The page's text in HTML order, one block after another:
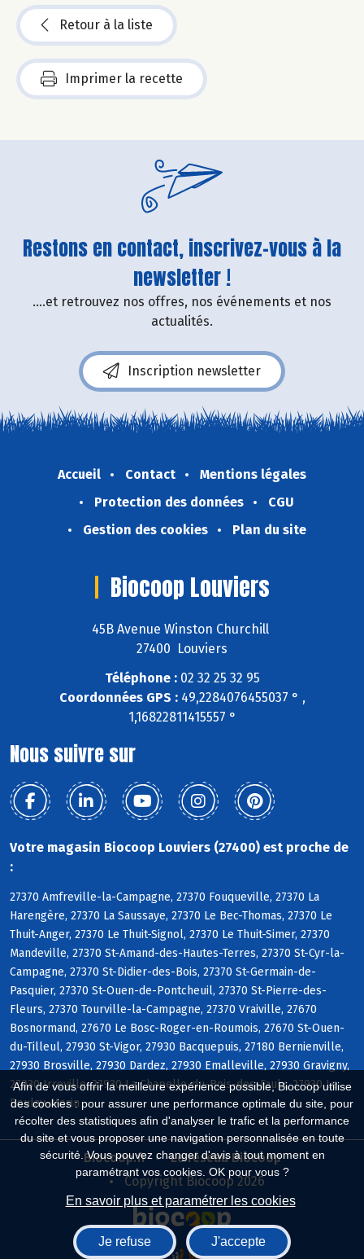
Afin de vous offrir la meilleure expérience possible, Biocoop utilise
des cookies : pour assurer une performance optimale du site, pour
récolter des statistiques afin d'analyser le trafic et la performance
du site et vous proposer une navigation personnalisée en toute
sécurité. Vous pouvez changer d'avis à tout moment en
paramétrant vos cookies. OK pour vous ?
En savoir plus et paramétrer les cookies
Je refuse J'accepte
Retour à la liste
Imprimer la recette
Restons en contact, inscrivez-vous à la
newsletter !
....et retrouvez nos offres, nos événements et nos
actualités.
Inscription newsletter
Accueil Contact
Mentions légales
Protection des données
CGU
Gestion des cookies
Plan du site
Biocoop Louviers
45B Avenue Winston Churchill
27400 Louviers
Téléphone :02 32 25 32 95
Coordonnées GPS :49,2284076455037 ° ,
1,16822811415557 °
Nous suivre sur
Votre magasin Biocoop Louviers (27400) est proche de
:
27370 Amfreville-la-Campagne, 27370 Fouqueville, 27370 La
Harengère, 27370 La Saussaye, 27370 Le Bec-Thomas, 27370 Le
Thuit-Anger, 27370 Le Thuit-Signol, 27370 Le Thuit-Simer, 27370
Mandeville, 27370 St-Amand-des-Hautes-Terres, 27370 St-Cyr-la-
Campagne, 27370 St-Didier-des-Bois, 27370 St-Germain-de-
Pasquier, 27370 St-Ouen-de-Pontcheuil, 27370 St-Pierre-des-
Fleurs, 27370 Tourville-la-Campagne, 27370 Vraiville, 27670
Bosnormand, 27670 Le Bosc-Roger-en-Roumois, 27670 St-Ouen-
du-Tilleul, 27930 St-Vigor, 27930 Bacquepuis, 27180 Bernienville,
27930 Brosville, 27930 Dardez, 27930 Emalleville, 27930 Gravigny,
27930 Irreville, 27930 La Chapelle-du-Bois-des-Faulx, 27930 Le
Boulay-Morin
Biocoop.fr
Le réseau Biocoop
Copyright Biocoop 2026